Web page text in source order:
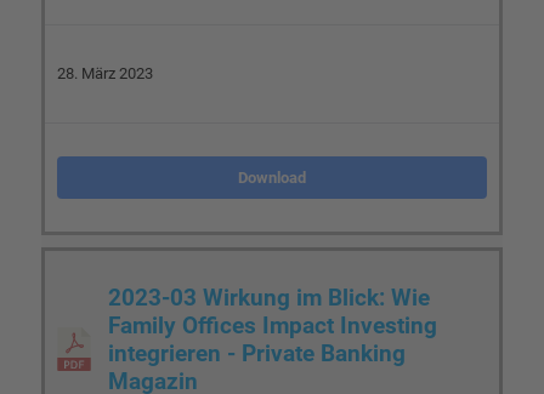
28. März 2023
Download
2023-03 Wirkung im Blick: Wie
Family Offices Impact Investing
integrieren - Private Banking
Magazin